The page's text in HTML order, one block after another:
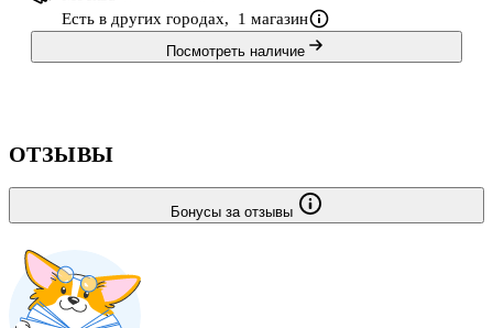
Есть в других городах, 1 магазин
Посмотреть наличие
ОТЗЫВЫ
Бонусы за отзывы